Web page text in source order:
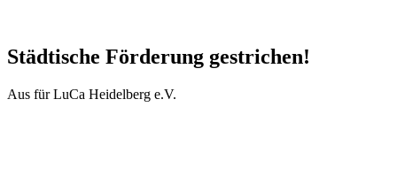
Städtische Förderung gestrichen!
Aus für LuCa Heidelberg e.V.